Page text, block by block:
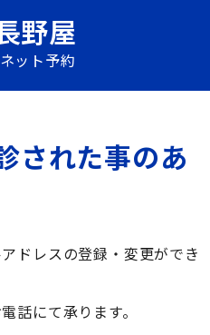
野屋
ット予約
された事のあ
ドレスの登録・変更ができ
話にて承ります。